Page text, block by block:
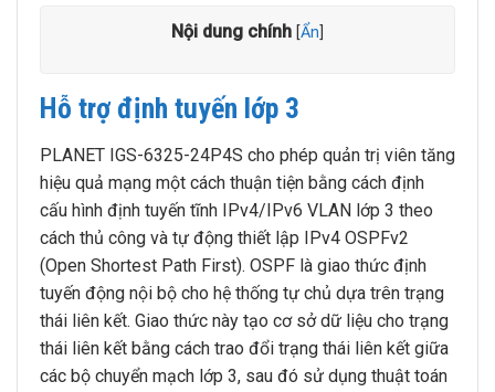
Nội dung chính [Ẩn
Hỗ trợ định tuyến lớp 3
PLANET IGS-6325-24P4S cho phép quản trị viên tăng
hiệu quả mạng một cách thuận tiện bằng cách định
cấu hình định tuyến tĩnh IPv4/IPv6 VLAN lớp 3 theo
cách thủ công và tự động thiết lập IPv4 OSPFv2
(Open Shortest Path First). OSPF là giao thức định
tuyến động nội bộ cho hệ thống tự chủ dựa trên trạng
thái liên kết. Giao thức này tạo cơ sở dữ liệu cho trạng
thái liên kết bằng cách trao đổi trạng thái liên kết giữa
các bộ chuyển mạch lớp 3, sau đó sử dụng thuật toán